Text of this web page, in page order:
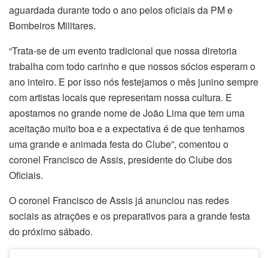
aguardada durante todo o ano pelos oficiais da PM e
Bombeiros Militares.
“Trata-se de um evento tradicional que nossa diretoria
trabalha com todo carinho e que nossos sócios esperam o
ano inteiro. E por isso nós festejamos o mês junino sempre
com artistas locais que representam nossa cultura. E
apostamos no grande nome de João Lima que tem uma
aceitação muito boa e a expectativa é de que tenhamos
uma grande e animada festa do Clube”, comentou o
coronel Francisco de Assis, presidente do Clube dos
Oficiais.
O coronel Francisco de Assis já anunciou nas redes
sociais as atrações e os preparativos para a grande festa
do próximo sábado.